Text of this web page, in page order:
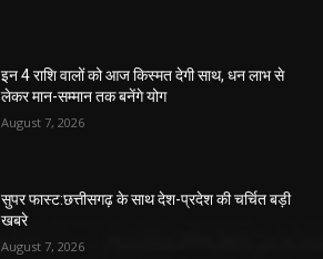
इन 4 राशि वालों को आज किस्मत देगी साथ, धन लाभ से
लेकर मान-सम्मान तक बनेंगे योग
August 7, 2026
सुपर फास्ट:छत्तीसगढ़ के साथ देश-प्रदेश की चर्चित बड़ी
खबरे
August 7, 2026